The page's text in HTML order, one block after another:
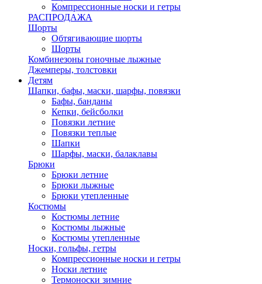
Компрессионные носки и гетры
РАСПРОДАЖА
Шорты
Обтягивающие шорты
Шорты
Комбинезоны гоночные лыжные
Джемперы, толстовки
Детям
Шапки, бафы, маски, шарфы, повязки
Бафы, банданы
Кепки, бейсболки
Повязки летние
Повязки теплые
Шапки
Шарфы, маски, балаклавы
Брюки
Брюки летние
Брюки лыжные
Брюки утепленные
Костюмы
Костюмы летние
Костюмы лыжные
Костюмы утепленные
Носки, гольфы, гетры
Компрессионные носки и гетры
Носки летние
Термоноски зимние